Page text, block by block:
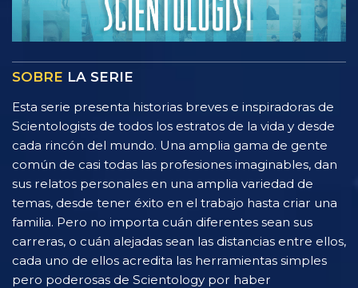
SOBRE LA SERIE
Esta serie presenta historias breves e inspiradoras de
Scientologists de todos los estratos de la vida y desde
cada rincón del mundo. Una amplia gama de gente
común de casi todas las profesiones imaginables, dan
sus relatos personales en una amplia variedad de
temas, desde tener éxito en el trabajo hasta criar una
familia. Pero no importa cuán diferentes sean sus
carreras, o cuán alejadas sean las distancias entre ellos,
cada uno de ellos acredita las herramientas simples
pero poderosas de Scientology por haber